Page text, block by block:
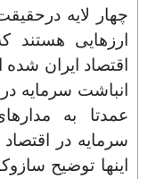
چهار لایه
ارزهایی هستند
اقتصاد ایران
انباشت سرمایه
عمدتا به
سرمایه در
اینها توضیح